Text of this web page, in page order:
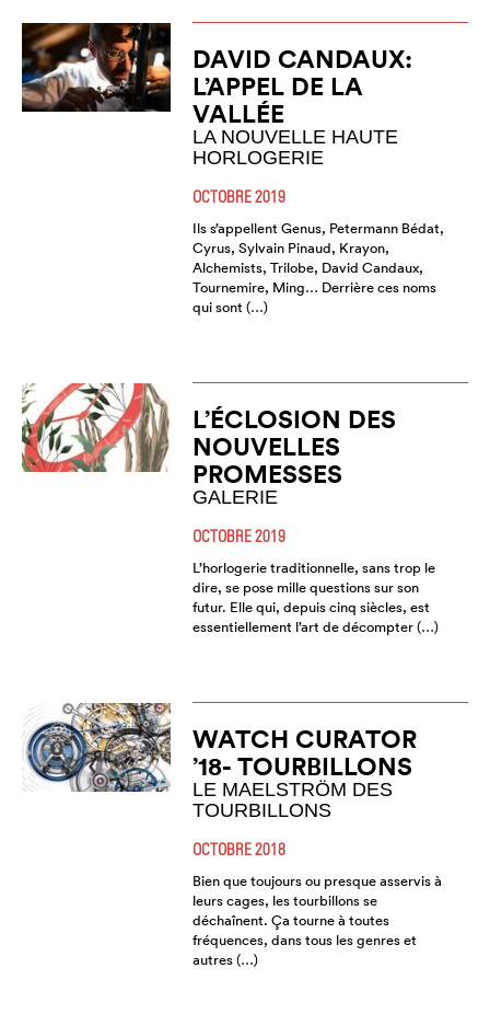
DAVID CANDAUX:
L’APPEL DE LA
VALLÉE
LA NOUVELLE HAUTE
HORLOGERIE
OCTOBRE 2019
Ils s’appellent Genus, Petermann Bédat,
Cyrus, Sylvain Pinaud, Krayon,
Alchemists, Trilobe, David Candaux,
Tournemire, Ming… Derrière ces noms
qui sont (…)
L’ÉCLOSION DES
NOUVELLES
PROMESSES
GALERIE
OCTOBRE 2019
L’horlogerie traditionnelle, sans trop le
dire, se pose mille questions sur son
futur. Elle qui, depuis cinq siècles, est
essentiellement l’art de décompter (…)
WATCH CURATOR
’18- TOURBILLONS
LE MAELSTRÖM DES
TOURBILLONS
OCTOBRE 2018
Bien que toujours ou presque asservis à
leurs cages, les tourbillons se
déchaînent. Ça tourne à toutes
fréquences, dans tous les genres et
autres (…)